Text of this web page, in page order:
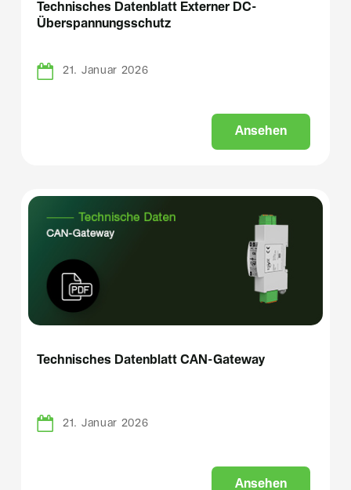
Technisches Datenblatt Externer DC-
Überspannungsschutz
21. Januar 2026
Ansehen
Technisches Datenblatt CAN-Gateway
21. Januar 2026
Ansehen